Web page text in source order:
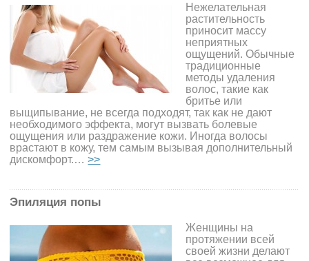
Нежелательная
растительность
приносит массу
неприятных
ощущений. Обычные
традиционные
методы удаления
волос, такие как
бритье или
выщипывание, не всегда подходят, так как не дают
необходимого эффекта, могут вызвать болевые
ощущения или раздражение кожи. Иногда волосы
врастают в кожу, тем самым вызывая дополнительный
дискомфорт.…>>
Эпиляция попы
Женщины на
протяжении всей
своей жизни делают